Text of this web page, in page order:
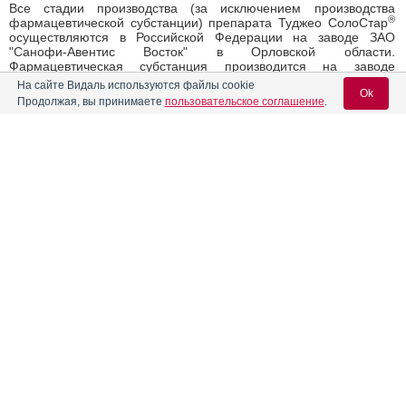
Все стадии производства (за исключением производства
фармацевтической субстанции) препарата Туджео СолоCтар®
осуществляются в Российской Федерации на заводе ЗАО
"Санофи-Авентис Восток" в Орловской области.
Фармацевтическая субстанция производится на заводе
Санофи во Франкфурте, Германия.
Источники:
На сайте Видаль используются файлы cookie
Продолжая, вы принимаете пользовательское соглашение.
Ok